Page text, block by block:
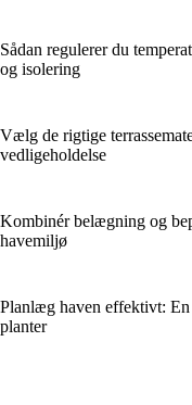
Sådan regulerer du
og isolering
Vælg de rigtige
vedligeholdelse
Kombinér belægning og
havemiljø
Planlæg haven effektivt: En
planter